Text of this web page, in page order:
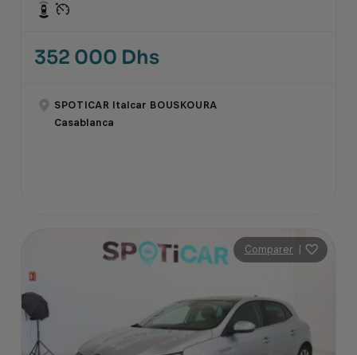
352 000 Dhs
SPOTICAR Italcar BOUSKOURA
Casablanca
Comparer |